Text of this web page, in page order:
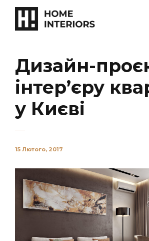
Дизайн-
інтер’єру
у Києві
15 Лютого, 2017